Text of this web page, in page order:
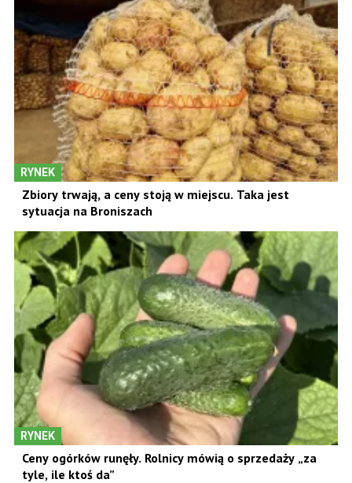
RYNEK
Zbiory trwają, a ceny stoją w miejscu. Taka jest
sytuacja na Broniszach
RYNEK
Ceny ogórków runęły. Rolnicy mówią o sprzedaży „za
tyle, ile ktoś da”